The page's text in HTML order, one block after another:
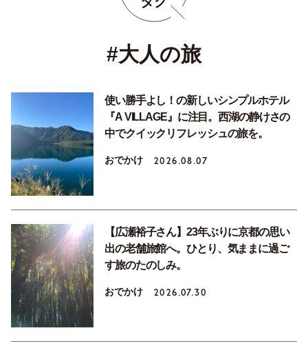
#大人の旅
使い勝手よし！の新しいシンプルホテル
『A VILLAGE』に注目。西湖の静けさの
中でクイックリフレッシュの旅を。
おでかけ 2026.08.07
【広瀬裕子さん】23年ぶりに京都の思い
出の老舗旅館へ。ひとり、気ままに過ご
す旅のたのしみ。
おでかけ 2026.07.30